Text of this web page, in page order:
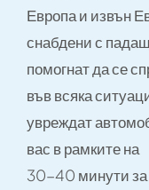
Европа и извън
снабдени с
помогнат да се
във всяка
увреждат
вас в рамките на
30-40 минути за